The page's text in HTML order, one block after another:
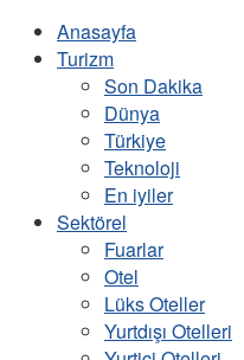
Anasayfa
Turizm
Son Dakika
Dünya
Türkiye
Teknoloji
En iyiler
Sektörel
Fuarlar
Otel
Lüks Oteller
Yurtdışı Otelleri